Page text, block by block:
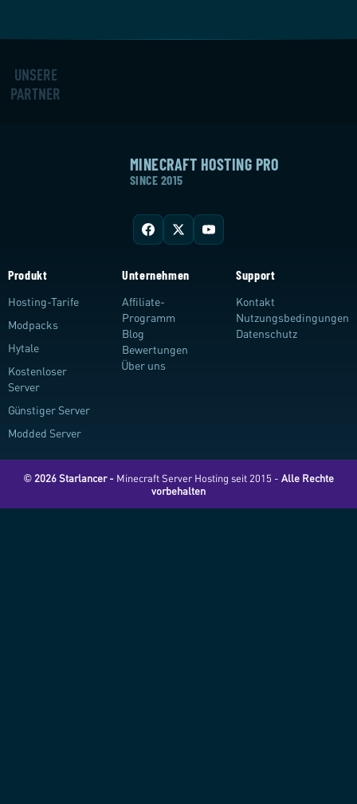
UNSERE
PARTNER
MINECRAFT HOSTING PRO
SINCE 2015
Produkt
Hosting-Tarife
Modpacks
Hytale
Kostenloser
Server
Günstiger Server
Modded Server
Unternehmen
Affiliate-
Programm
Blog
Bewertungen
Über uns
Support
Kontakt
Nutzungsbedingungen
Datenschutz
© 2026 Starlancer - Minecraft Server Hosting seit 2015 - Alle Rechte
vorbehalten